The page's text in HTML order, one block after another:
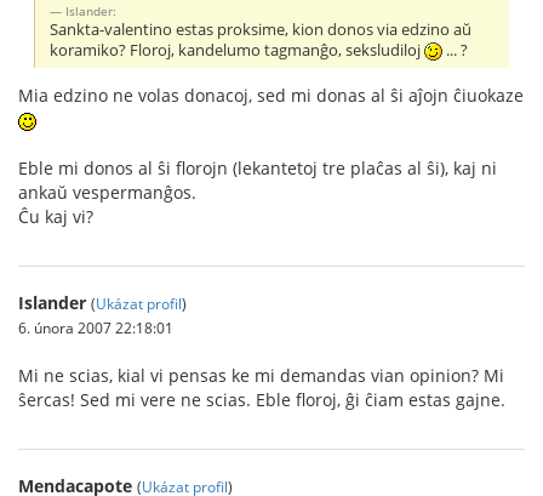
Islander:
Sankta-valentino estas proksime, kion donos via edzino aŭ
koramiko? Floroj, kandelumo tagmanĝo, seksludiloj
... ?
Mia edzino ne volas donacoj, sed mi donas al ŝi aĵojn ĉiuokaze
Eble mi donos al ŝi florojn (lekantetoj tre plaĉas al ŝi), kaj ni
ankaŭ vespermanĝos.
Ĉu kaj vi?
Islander (Ukázat profil)
6. února 2007 22:18:01
Mi ne scias, kial vi pensas ke mi demandas vian opinion? Mi
ŝercas! Sed mi vere ne scias. Eble floroj, ĝi ĉiam estas gajne.
Mendacapote (Ukázat profil)